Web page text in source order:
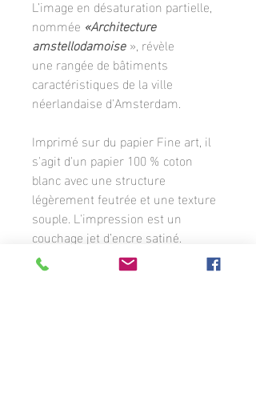
L’image en désaturation partielle,
nommée «Architecture
amstellodamoise », révèle
une rangée de bâtiments
caractéristiques de la ville
néerlandaise d'Amsterdam.
Imprimé sur du papier Fine art, il
s'agit d'un papier 100 % coton
blanc avec une structure
légèrement feutrée et une texture
souple. L'impression est un
couchage jet d’encre satiné.
L'image est cintrée d'une bordure
blanche où apparaît la signature du